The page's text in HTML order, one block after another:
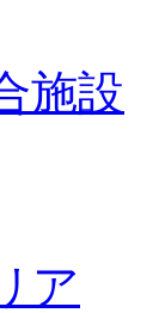
施設
ア